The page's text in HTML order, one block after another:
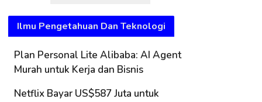
Ilmu Pengetahuan Dan Teknologi
Plan Personal Lite Alibaba: AI Agent
Murah untuk Kerja dan Bisnis
Netflix Bayar US$587 Juta untuk